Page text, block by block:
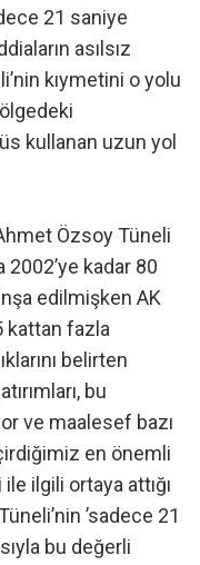
21 saniye
asılsız
kıymetini o yolu
kullanan uzun yol
Özsoy Tüneli
2002’ye kadar 80
edilmişken AK
kattan fazla
belirten
bu
ve maalesef bazı
en önemli
ilgili ortaya attığı
’sadece 21
bu değerli